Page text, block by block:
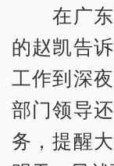
在广东
的赵凯告
工作到深
部门领导
务，提醒